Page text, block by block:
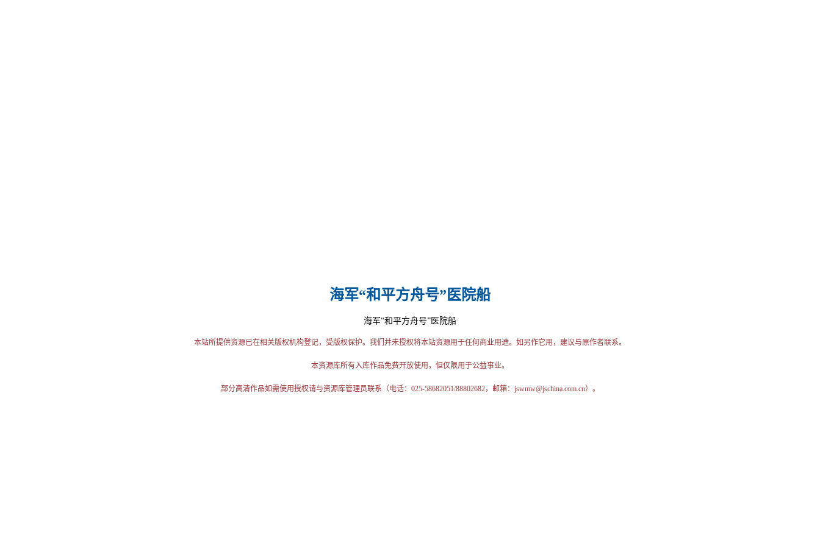
海军“和平方舟号”医院船
海军“和平方舟号”医院船
本站所提供资源已在相关版权机构登记，受版权保护。我们并未授权将本站资源用于任何商业用途。如另作它用，建议与原作者联系。
本资源库所有入库作品免费开放使用，但仅限用于公益事业。
部分高清作品如需使用授权请与资源库管理员联系（电话：025-58682051/88802682，邮箱：jswmw@jschina.com.cn）。